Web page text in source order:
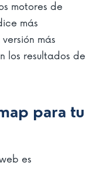
motores de
más
más
los resultados de
para tu
es